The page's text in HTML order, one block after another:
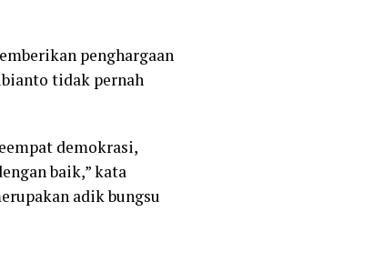
penghargaan
tidak pernah
demokrasi,
baik,” kata
adik bungsu